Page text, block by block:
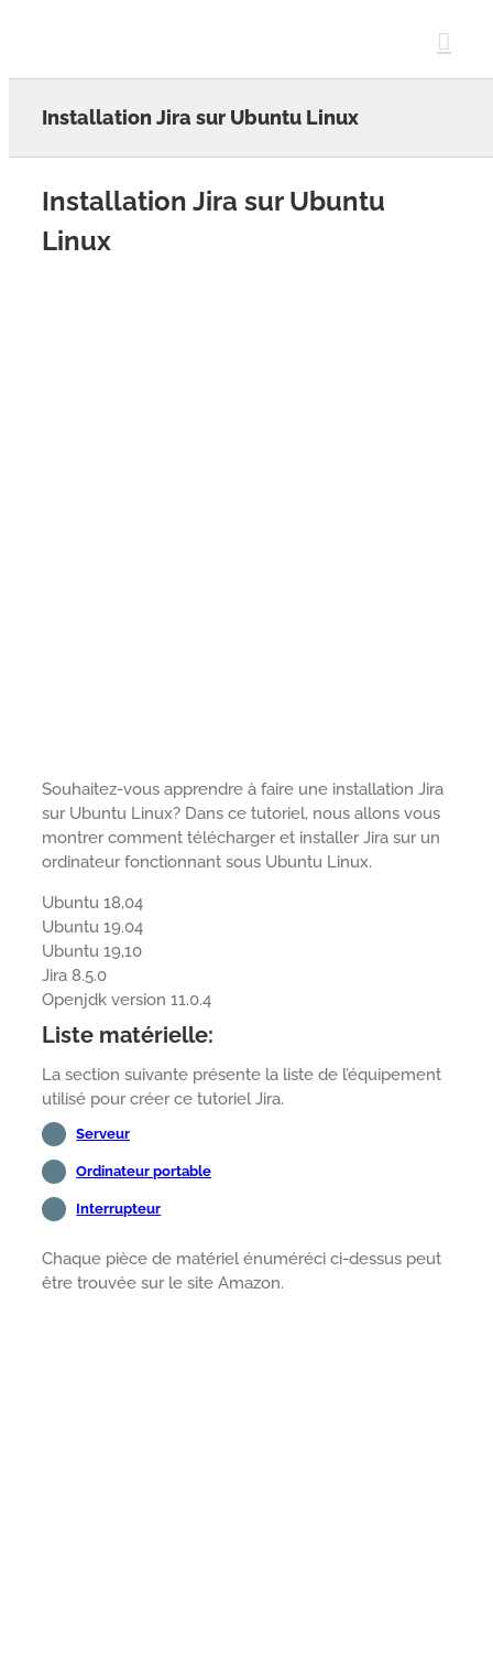
Installation Jira sur Ubuntu Linux
Installation Jira sur Ubuntu
Linux
Souhaitez-vous apprendre à faire une installation Jira
sur Ubuntu Linux? Dans ce tutoriel, nous allons vous
montrer comment télécharger et installer Jira sur un
ordinateur fonctionnant sous Ubuntu Linux.
Ubuntu 18,04
Ubuntu 19.04
Ubuntu 19,10
Jira 8.5.0
Openjdk version 11.0.4
Liste matérielle:
La section suivante présente la liste de l’équipement
utilisé pour créer ce tutoriel Jira.
Serveur
Ordinateur portable
Interrupteur
Chaque pièce de matériel énuméréci ci-dessus peut
être trouvée sur le site Amazon.